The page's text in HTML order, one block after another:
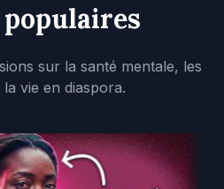
sur la santé mentale, les
vie en diaspora.